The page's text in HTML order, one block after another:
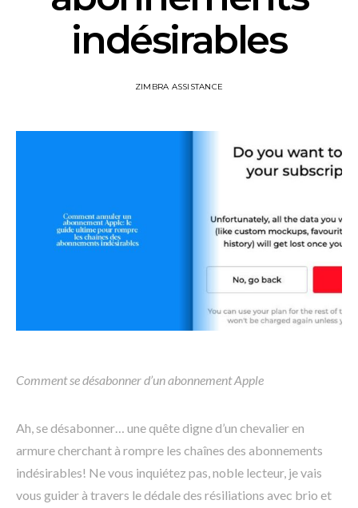
indésirables
ZIMBRA ASSISTANCE
Comment se désabonner d’un abonnement Apple
Ah, se désabonner… une quête digne d’un chevalier en
armure cherchant à rompre les chaînes des abonnements
indésirables! Ne vous inquiétez pas, noble lecteur, je vais
vous guider à travers le dédale des résiliations avec brio et